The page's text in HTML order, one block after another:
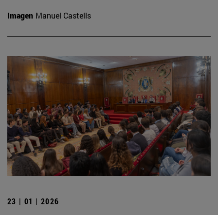
Imagen Manuel Castells
23 | 01 | 2026